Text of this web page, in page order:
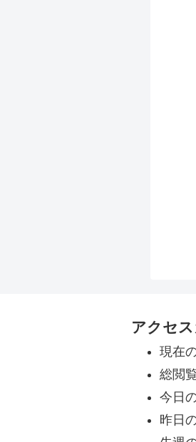
アクセ
現在
総閲
今日
昨日